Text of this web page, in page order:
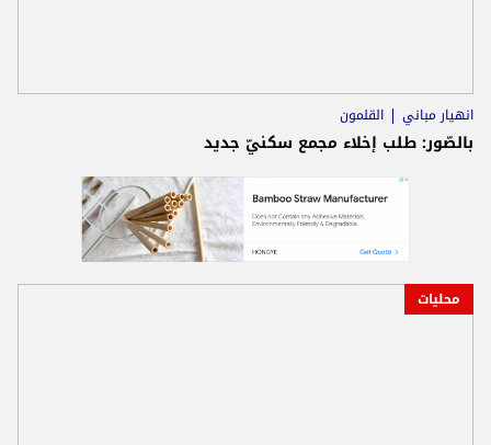
انهيار مباني القلمون
بالصّور: طلب إخلاء مجمع سكنيّ جديد
محليات